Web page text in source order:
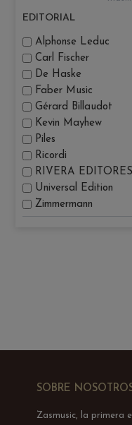
EDITORIAL
Alphonse Leduc
Carl Fischer
De Haske
Faber Music
Gérard Billaudot
Kevin Mayhew
Piles
Ricordi
RIVERA EDITORES
Universal Edition
Zimmermann
SOBRE
Zasmusic, la primera